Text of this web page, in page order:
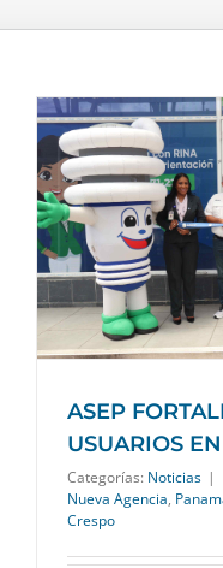
ASEP
USUARIOS
Categorías: Noticias |
Nueva Agencia,
Crespo